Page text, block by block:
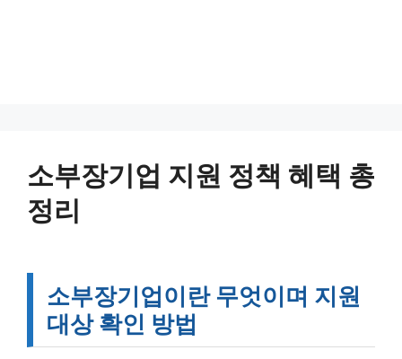
소부장기업 지원 정책 혜택 총
정리
소부장기업이란 무엇이며 지원
대상 확인 방법